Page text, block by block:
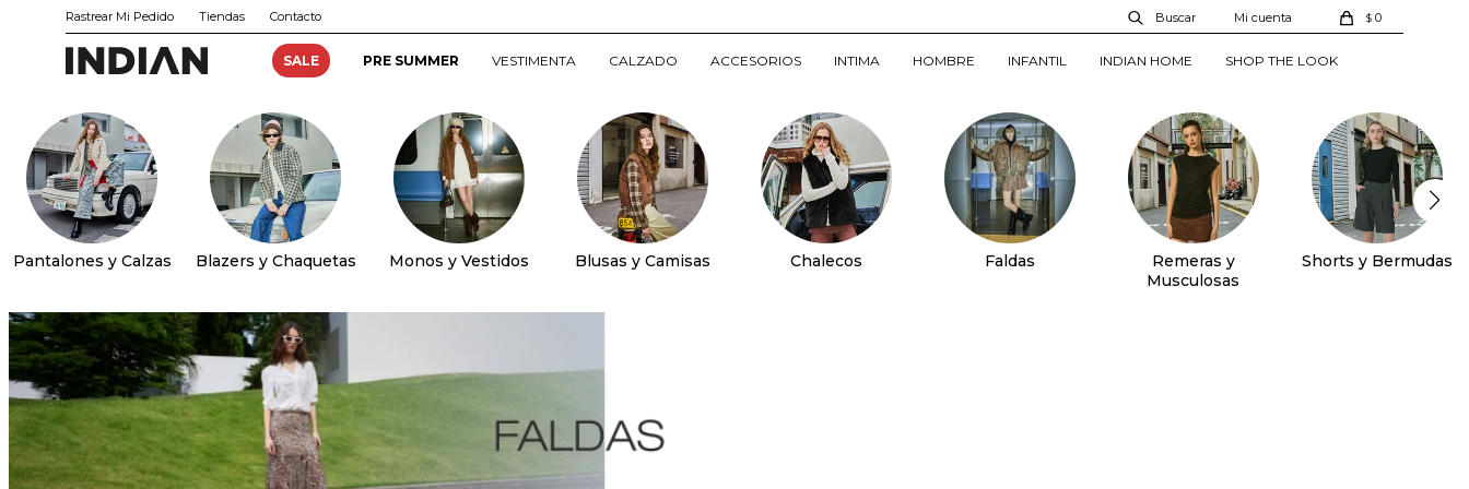
SALE PRE SUMMER VESTIMENTA CALZADO ACCESORIOS INTIMA HOMBRE INFANTIL INDIAN HOME SHOP THE LOOK
$ 0
Rastrear Mi Pedido Tiendas Contacto
Pantalones y Calzas Blazers y Chaquetas Monos y Vestidos Blusas y Camisas Chalecos Faldas
Remeras y
Musculosas
Shorts y Bermudas